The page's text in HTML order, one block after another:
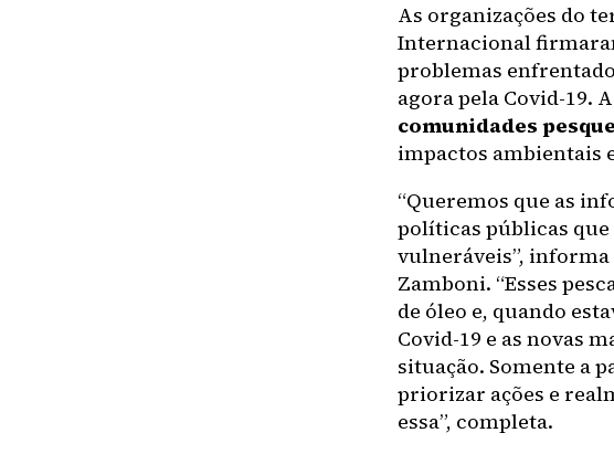
As organizações do
Internacional
problemas
agora pela Covid-19.
comunidades
impactos ambientais
“Queremos que as
políticas públicas
vulneráveis”,
Zamboni. “Esses
de óleo e, quando
Covid-19 e as novas
situação. Somente a
priorizar ações e
essa”, completa.